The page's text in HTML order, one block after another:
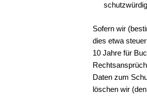
Sofern wir
dies etwa
10 Jahre für
Daten zum
löschen wir